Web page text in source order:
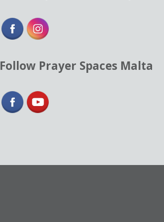
Follow Prayer Spaces Malta